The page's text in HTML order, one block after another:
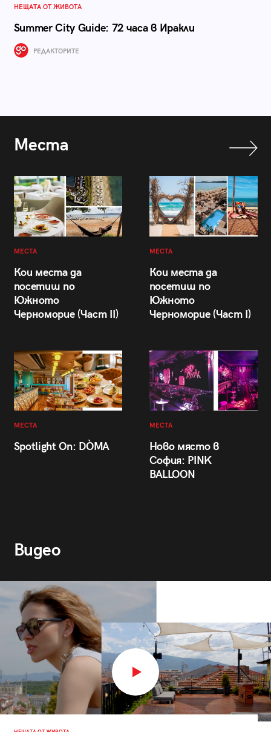
НЕЩАТА ОТ ЖИВОТА
Summer City Guide: 72 часа в Иракли
РЕДАКТОРИТЕ
Места
МЕСТА
Кои места да
посетиш по
Южното
Черноморие (Част II)
МЕСТА
Кои места да
посетиш по
Южното
Черноморие (Част I)
МЕСТА
Spotlight On: DÒMA
МЕСТА
Ново място в
София: PINK
BALLOON
Видео